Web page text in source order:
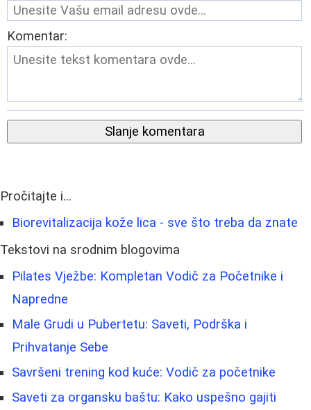
Komentar:
Slanje komentara
Pročitajte i...
Biorevitalizacija kože lica - sve što treba da znate
Tekstovi na srodnim blogovima
Pilates Vježbe: Kompletan Vodič za Početnike i
Napredne
Male Grudi u Pubertetu: Saveti, Podrška i
Prihvatanje Sebe
Savršeni trening kod kuće: Vodič za početnike
Saveti za organsku baštu: Kako uspešno gajiti